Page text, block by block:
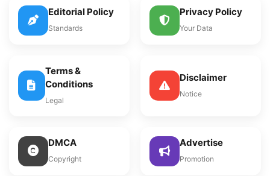
Editorial Policy
Standards
Privacy Policy
Your Data
Terms &
Conditions
Legal
Disclaimer
Notice
DMCA
Copyright
Advertise
Promotion